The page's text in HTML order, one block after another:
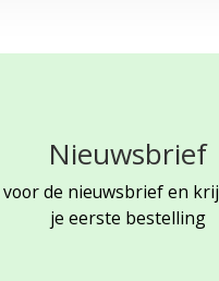
Nieuwsbrief
voor de nieuwsbrief en
je eerste bestelling